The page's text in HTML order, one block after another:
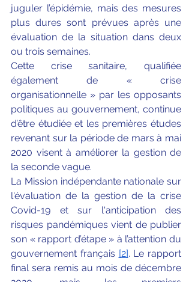
juguler l’épidémie, mais des mesures
plus dures sont prévues après une
évaluation de la situation dans deux
ou trois semaines.
Cette crise sanitaire, qualifiée
également de « crise
organisationnelle » par les opposants
politiques au gouvernement, continue
d’être étudiée et les premières études
revenant sur la période de mars à mai
2020 visent à améliorer la gestion de
la seconde vague.
La Mission indépendante nationale sur
l'évaluation de la gestion de la crise
Covid-19 et sur l'anticipation des
risques pandémiques vient de publier
son « rapport d’étape » à l’attention du
gouvernement français [2]. Le rapport
final sera remis au mois de décembre